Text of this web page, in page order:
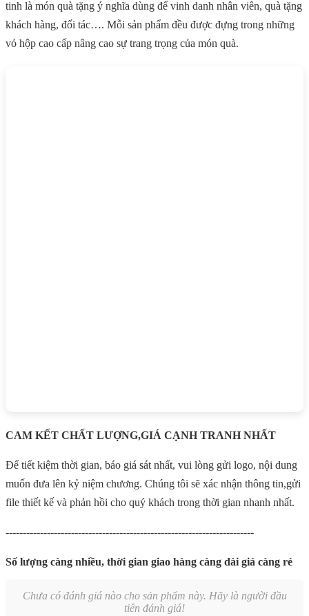
tinh là món quà tặng ý nghĩa dùng để vinh danh nhân viên, quà tặng
khách hàng, đối tác…. Mỗi sản phẩm đều được đựng trong những
vỏ hộp cao cấp nâng cao sự trang trọng của món quà.
CAM KẾT CHẤT LƯỢNG,GIÁ CẠNH TRANH NHẤT
Để tiết kiệm thời gian, báo giá sát nhất, vui lòng gửi logo, nội dung
muốn đưa lên kỷ niệm chương. Chúng tôi sẽ xác nhận thông tin,gửi
file thiết kế và phản hồi cho quý khách trong thời gian nhanh nhất.
------------------------------------------------------------------------
Số lượng càng nhiều, thời gian giao hàng càng dài giá càng rẻ
Chưa có đánh giá nào cho sản phẩm này. Hãy là người đầu
tiên đánh giá!